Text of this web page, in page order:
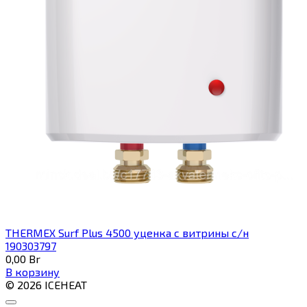
THERMEX Surf Plus 4500 уценка с витрины с/н
190303797
0,00 Br
В корзину
© 2026 ICEHEAT